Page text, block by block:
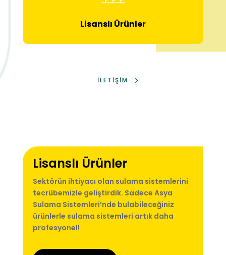
Lisanslı Ürünler
İLETİŞİM
Lisanslı Ürünler
Sektörün ihtiyacı olan sulama sistemlerini
tecrübemizle geliştirdik. Sadece Asya
Sulama Sistemleri’nde bulabileceğiniz
ürünlerle sulama sistemleri artık daha
profesyonel!